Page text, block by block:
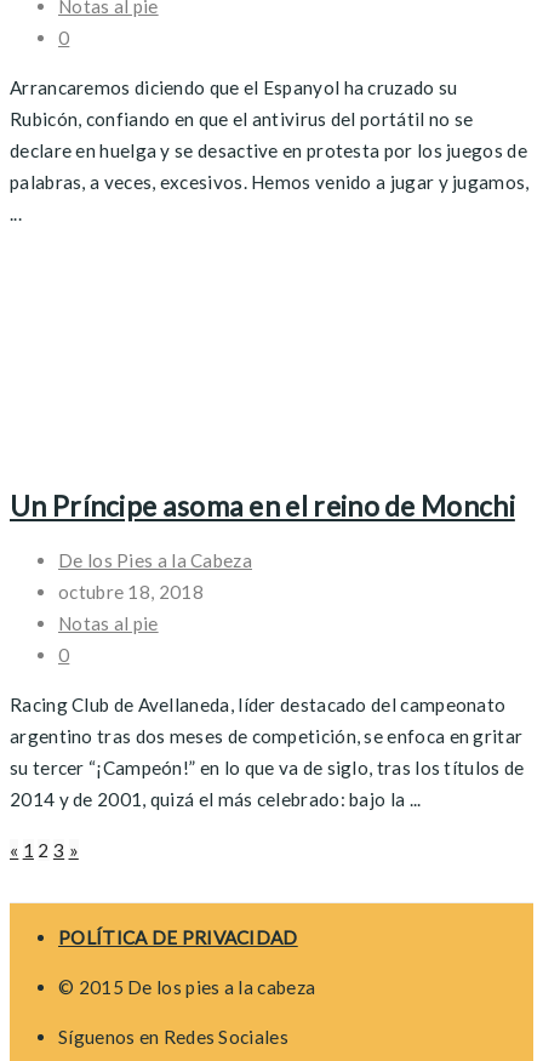
Notas al pie
0
Arrancaremos diciendo que el Espanyol ha cruzado su
Rubicón, confiando en que el antivirus del portátil no se
declare en huelga y se desactive en protesta por los juegos de
palabras, a veces, excesivos. Hemos venido a jugar y jugamos,
...
Un Príncipe asoma en el reino de Monchi
De los Pies a la Cabeza
octubre 18, 2018
Notas al pie
0
Racing Club de Avellaneda, líder destacado del campeonato
argentino tras dos meses de competición, se enfoca en gritar
su tercer “¡Campeón!” en lo que va de siglo, tras los títulos de
2014 y de 2001, quizá el más celebrado: bajo la ...
Posts
« 1 2 3 »
POLÍTICA DE PRIVACIDAD
© 2015 De los pies a la cabeza
Síguenos en Redes Sociales